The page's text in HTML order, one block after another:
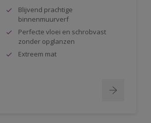
Blijvend prachtige
binnenmuurverf
Perfecte vloei en schrobvast
zonder opglanzen
Extreem mat